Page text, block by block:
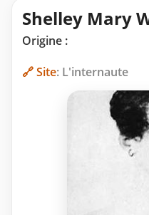
Shelley Mary
Origine :
🔗 Site: L'internaute